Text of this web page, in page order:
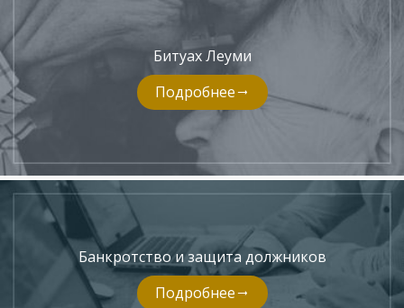
Битуах Леуми
Подробнее
Банкротство и защита должников
Подробнее